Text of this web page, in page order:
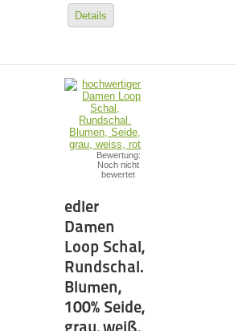
Details
Bewertung:
Noch nicht
bewertet
edler
Damen
Loop Schal,
Rundschal.
Blumen,
100% Seide,
grau, weiß,